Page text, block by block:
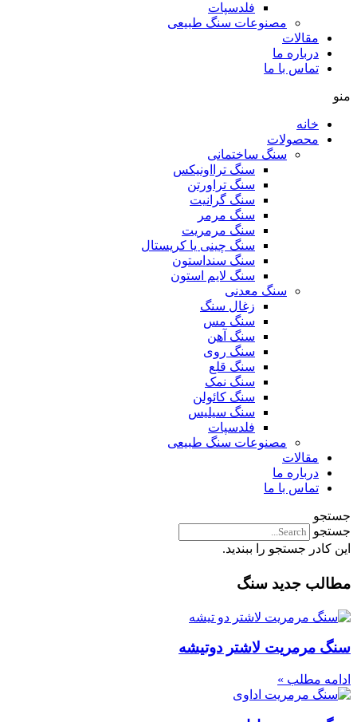
فلدسپات
مصنوعات سنگ طبیعی
مقالات
درباره ما
تماس با ما
منو
خانه
محصولات
سنگ ساختمانی
سنگ ترااونیکس
سنگ تراورتن
سنگ گرانیت
سنگ مرمر
سنگ مرمریت
سنگ چینی یا کریستال
سنگ سنداستون
سنگ لایم استون
سنگ معدنی
زغال سنگ
سنگ مس
سنگ آهن
سنگ روی
سنگ قلع
سنگ نمک
سنگ کائولن
سنگ سیلیس
فلدسپات
مصنوعات سنگ طبیعی
مقالات
درباره ما
تماس با ما
جستجو
جستجو
این کادر جستجو را ببندید.
مطالب جدید سنگ
سنگ مرمریت لاشتر دوتیشه
ادامه مطلب »